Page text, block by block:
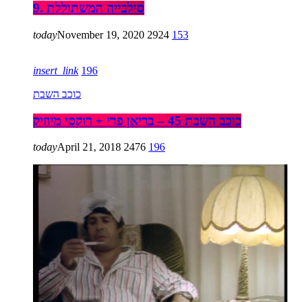
9. סילבייה המשתוללת
todayNovember 19, 2020 2924 153
insert_link 196
כוכב השבת
כוכב השבת 45 – בריאן פרי + רוקסי מיוזיק
todayApril 21, 2018 2476 196